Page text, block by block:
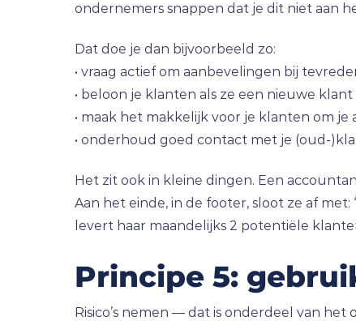
ondernemers snappen dat je dit niet aan
Dat doe je dan bijvoorbeeld zo:
• vraag actief om aanbevelingen bij
• beloon je klanten als ze een nieuwe
• maak het makkelijk voor je klanten om
• onderhoud goed contact met je (oud-
Het zit ook in kleine dingen. Een
Aan het einde, in de footer, sloot ze af
levert haar maandelijks 2 potentiële
Principe 5:
Risico’s nemen — dat is onderdeel van